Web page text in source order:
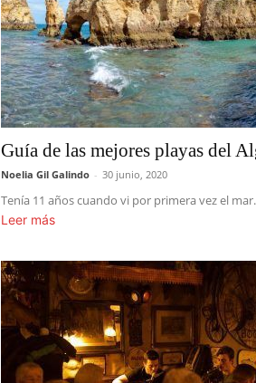
Guía de las mejores playas del
Noelia Gil Galindo - 30 junio, 2020
Tenía 11 años cuando vi por primera vez el
Leer más